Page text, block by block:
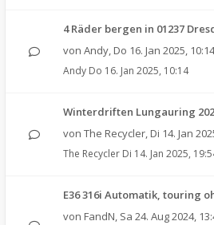
4 Räder bergen in 01237
von Andy, Do 16. Jan 2025, 10:14
Andy Do 16. Jan 2025, 10:14
Winterdriften Lungauring
von The Recycler, Di 14. Jan
The Recycler Di 14. Jan 2025,
E36 316i Automatik, touring
von FandN, Sa 24. Aug 2024,